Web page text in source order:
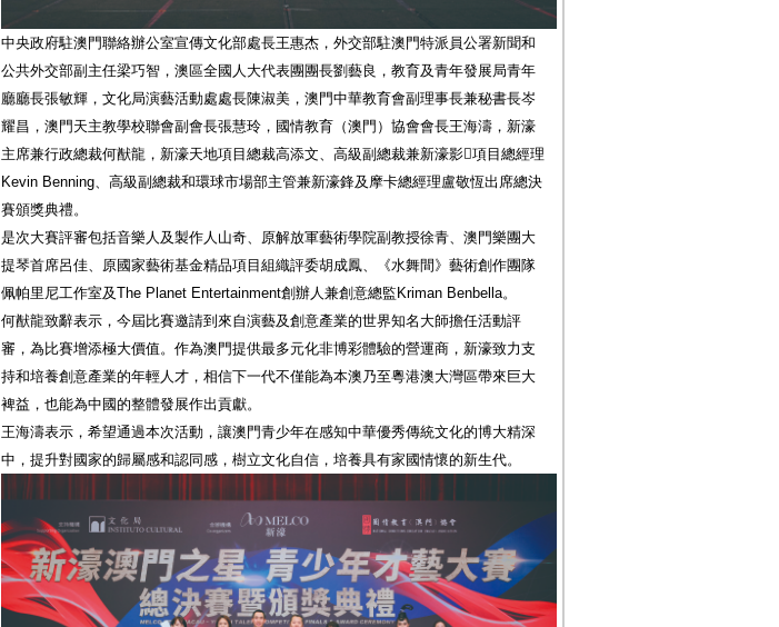
中央政府駐澳門聯絡辦公室宣傳文化部處長王惠杰，外交部駐澳門特派員公署新聞和
公共外交部副主任梁巧智，澳區全國人大代表團團長劉藝良，教育及青年發展局青年
廳廳長張敏輝，文化局演藝活動處處長陳淑美，澳門中華教育會副理事長兼秘書長岑
耀昌，澳門天主教學校聯會副會長張慧玲，國情教育（澳門）協會會長王海濤，新濠
主席兼行政總裁何猷龍，新濠天地項目總裁高添文、高級副總裁兼新濠影項目總經理
Kevin Benning、高級副總裁和環球市場部主管兼新濠鋒及摩卡總經理盧敬恆出席總決
賽頒獎典禮。
是次大賽評審包括音樂人及製作人山奇、原解放軍藝術學院副教授徐青、澳門樂團大
提琴首席呂佳、原國家藝術基金精品項目組織評委胡成鳳、《水舞間》藝術創作團隊
佩帕里尼工作室及The Planet Entertainment創辦人兼創意總監Kriman Benbella。
何猷龍致辭表示，今屆比賽邀請到來自演藝及創意產業的世界知名大師擔任活動評
審，為比賽增添極大價值。作為澳門提供最多元化非博彩體驗的營運商，新濠致力支
持和培養創意產業的年輕人才，相信下一代不僅能為本澳乃至粵港澳大灣區帶來巨大
裨益，也能為中國的整體發展作出貢獻。
王海濤表示，希望通過本次活動，讓澳門青少年在感知中華優秀傳統文化的博大精深
中，提升對國家的歸屬感和認同感，樹立文化自信，培養具有家國情懷的新生代。